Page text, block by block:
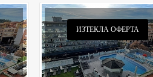
ИЗТЕКЛА ОФЕРТА